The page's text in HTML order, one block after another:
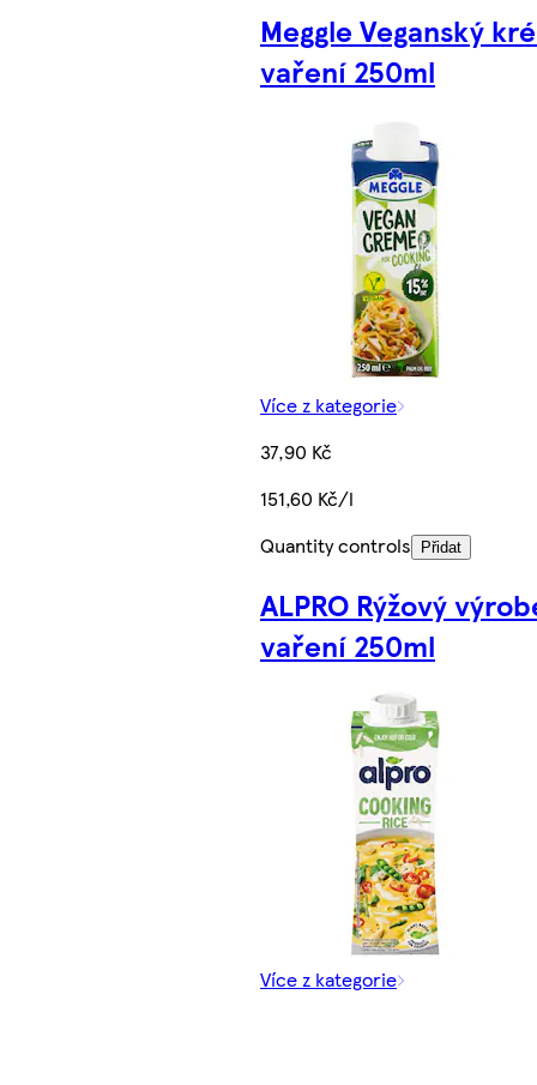
Meggle Veganský
vaření 250ml
Více z kategorie
37,90 Kč
151,60 Kč/l
Quantity controls
Přidat
ALPRO Rýžový
vaření 250ml
Více z kategorie